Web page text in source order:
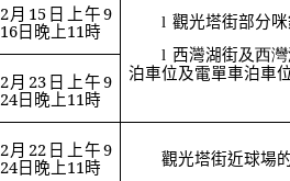
2月 15 日上午9
16日晚上11時 l 觀光塔街部分
l 西灣湖街及西
泊車位及電單車泊車
2月 23 日上午9
24日晚上11時
2月 22 日上午9
24日晚上11時 觀光塔街近球場